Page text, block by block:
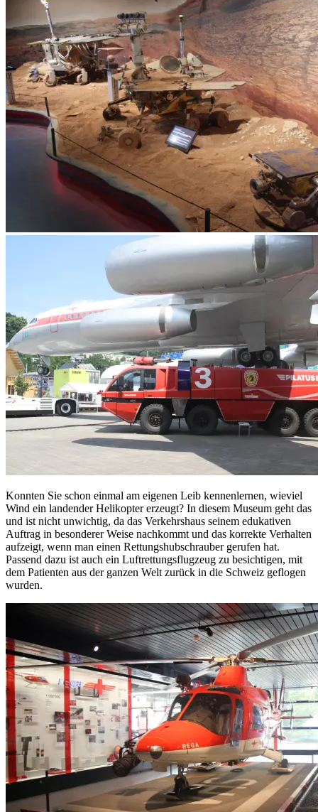
Konnten Sie schon einmal am eigenen Leib kennenlernen, wieviel
Wind ein landender Helikopter erzeugt? In diesem Museum geht das
und ist nicht unwichtig, da das Verkehrshaus seinem edukativen
Auftrag in besonderer Weise nachkommt und das korrekte Verhalten
aufzeigt, wenn man einen Rettungshubschrauber gerufen hat.
Passend dazu ist auch ein Luftrettungsflugzeug zu besichtigen, mit
dem Patienten aus der ganzen Welt zurück in die Schweiz geflogen
wurden.